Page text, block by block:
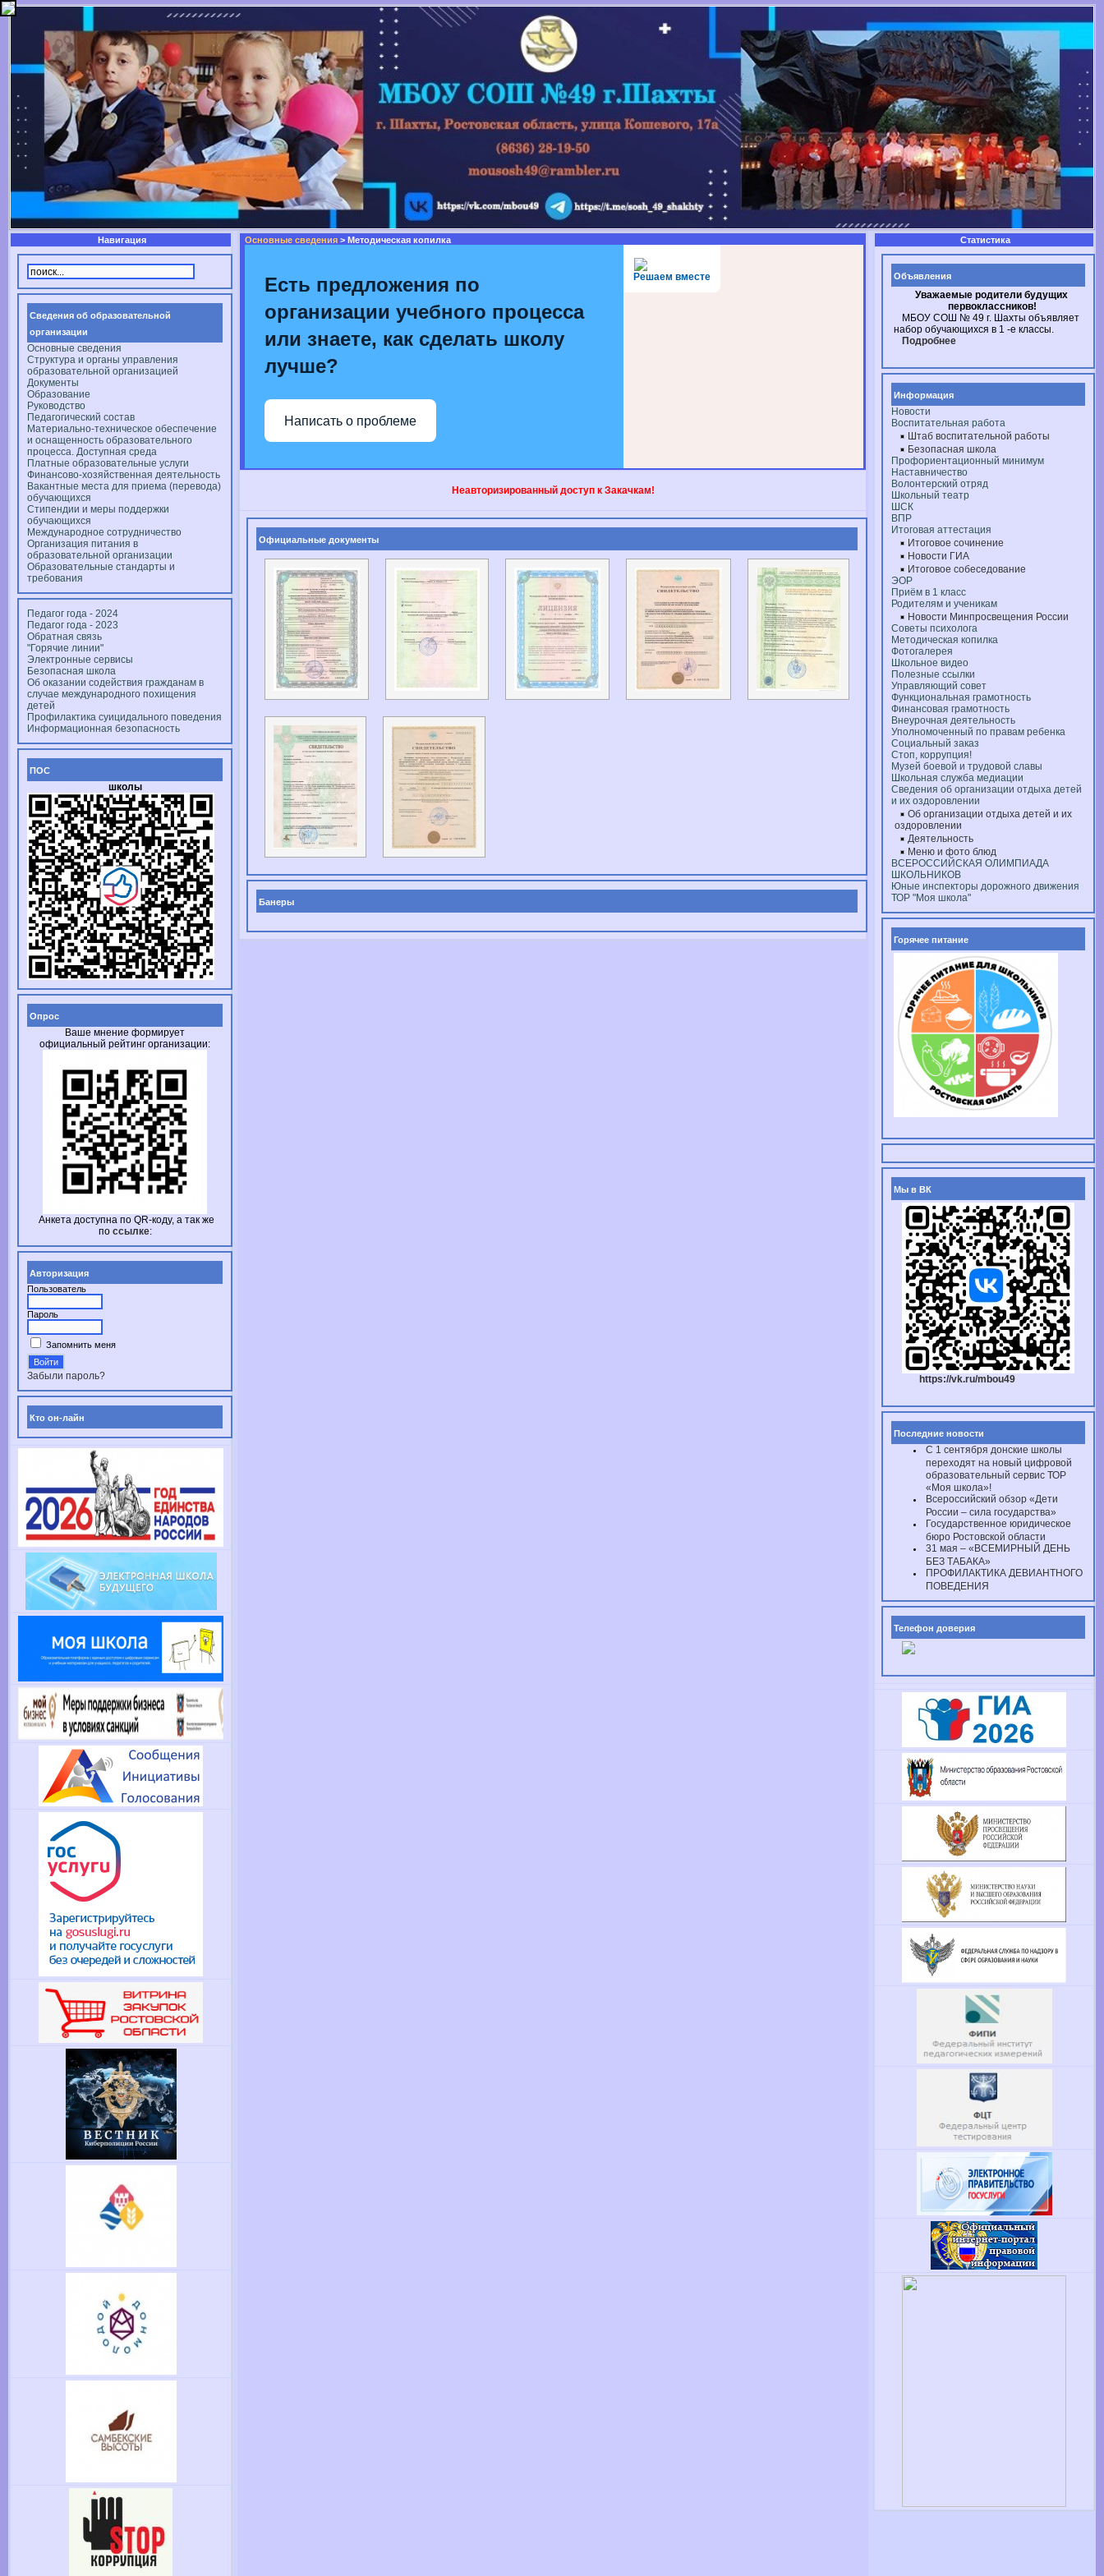
Навигация
Сведения об образовательной
организации
Основные сведения
Структура и органы управления
образовательной организацией
Документы
Образование
Руководство
Педагогический состав
Материально-техническое обеспечение
и оснащенность образовательного
процесса. Доступная среда
Платные образовательные услуги
Финансово-хозяйственная деятельность
Вакантные места для приема (перевода)
обучающихся
Стипендии и меры поддержки
обучающихся
Международное сотрудничество
Организация питания в
образовательной организации
Образовательные стандарты и
требования
Педагог года - 2024
Педагог года - 2023
Обратная связь
"Горячие линии"
Электронные сервисы
Безопасная школа
Об оказании содействия гражданам в
случае международного похищения
детей
Профилактика суицидального поведения
Информационная безопасность
ПОС
школы
Опрос
Ваше мнение формирует
официальный рейтинг организации:
Анкета доступна по QR-коду, а так же
по ссылке:
Авторизация
Пользователь
Пароль
Запомнить меня
Забыли пароль?
Кто он-лайн
Основные сведения > Методическая копилка
Решаем вместе
Есть предложения по
организации учебного процесса
или знаете, как сделать школу
лучше?
Написать о проблеме
Неавторизированный доступ к Закачкам!
Официальные документы
Банеры
Статистика
Объявления
Уважаемые родители будущих
первоклассников!
МБОУ СОШ № 49 г. Шахты объявляет
набор обучающихся в 1 -е классы.
Подробнее
Информация
Новости
Воспитательная работа
Штаб воспитательной работы
Безопасная школа
Профориентационный минимум
Наставничество
Волонтерский отряд
Школьный театр
ШСК
ВПР
Итоговая аттестация
Итоговое сочинение
Новости ГИА
Итоговое собеседование
ЭОР
Приём в 1 класс
Родителям и ученикам
Новости Минпросвещения России
Советы психолога
Методическая копилка
Фотогалерея
Школьное видео
Полезные ссылки
Управляющий совет
Функциональная грамотность
Финансовая грамотность
Внеурочная деятельность
Уполномоченный по правам ребенка
Социальный заказ
Стоп, коррупция!
Музей боевой и трудовой славы
Школьная служба медиации
Сведения об организации отдыха детей
и их оздоровлении
Об организации отдыха детей и их
оздоровлении
Деятельность
Меню и фото блюд
ВСЕРОССИЙСКАЯ ОЛИМПИАДА
ШКОЛЬНИКОВ
Юные инспекторы дорожного движения
ТОР "Моя школа"
Горячее питание
Мы в ВК
https://vk.ru/mbou49
Последние новости
С 1 сентября донские школы
переходят на новый цифровой
образовательный сервис ТОР
«Моя школа»!
Всероссийский обзор «Дети
России – сила государства»
Государственное юридическое
бюро Ростовской области
31 мая – «ВСЕМИРНЫЙ ДЕНЬ
БЕЗ ТАБАКА»
ПРОФИЛАКТИКА ДЕВИАНТНОГО
ПОВЕДЕНИЯ
Телефон доверия